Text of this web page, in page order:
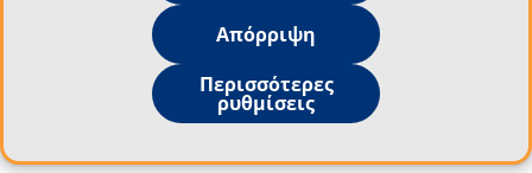
Απόρριψη
Περισσότερες
ρυθμίσεις